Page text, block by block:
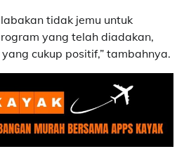
tidak jemu untuk
yang telah diadakan,
cukup positif,” tambahnya.